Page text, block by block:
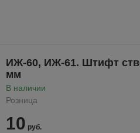
ИЖ-60, ИЖ-61. Штифт
мм
В наличии
Розница
10 руб.